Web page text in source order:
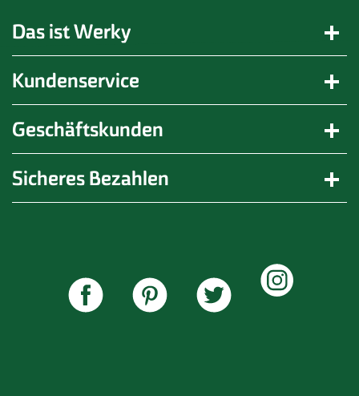
Das ist Werky
Kundenservice
Geschäftskunden
Sicheres Bezahlen